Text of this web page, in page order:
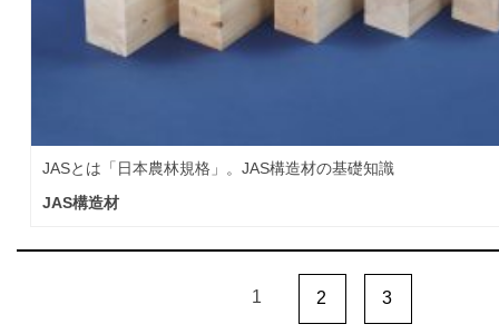
JASとは「日本農林規格」。JAS構造材の基礎知識
JAS構造材
1 2 3